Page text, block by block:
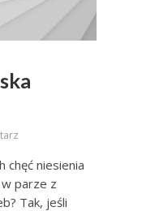
chęć niesienia
parze z
Tak, jeśli